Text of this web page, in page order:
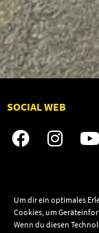
Um dir ein optimales
Cookies, um
Wenn du diesen
SOCIAL WEB
News
Artists